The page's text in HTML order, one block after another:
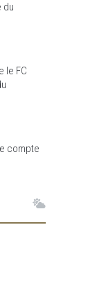
du
le FC
compte